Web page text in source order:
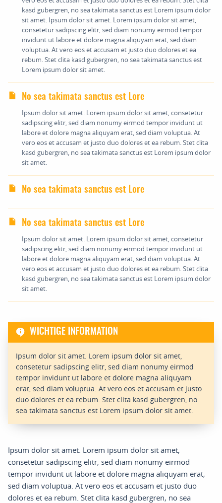
kasd gubergren, no sea takimata sanctus est Lorem ipsum dolor
sit amet. Ipsum dolor sit amet. Lorem ipsum dolor sit amet,
consetetur sadipscing elitr, sed diam nonumy eirmod tempor
invidunt ut labore et dolore magna aliquyam erat, sed diam
voluptua. At vero eos et accusam et justo duo dolores et ea
rebum. Stet clita kasd gubergren, no sea takimata sanctus est
Lorem ipsum dolor sit amet.
No sea takimata sanctus est Lore
Ipsum dolor sit amet. Lorem ipsum dolor sit amet, consetetur
sadipscing elitr, sed diam nonumy eirmod tempor invidunt ut
labore et dolore magna aliquyam erat, sed diam voluptua. At
vero eos et accusam et justo duo dolores et ea rebum. Stet clita
kasd gubergren, no sea takimata sanctus est Lorem ipsum dolor
sit amet.
No sea takimata sanctus est Lore
No sea takimata sanctus est Lore
Ipsum dolor sit amet. Lorem ipsum dolor sit amet, consetetur
sadipscing elitr, sed diam nonumy eirmod tempor invidunt ut
labore et dolore magna aliquyam erat, sed diam voluptua. At
vero eos et accusam et justo duo dolores et ea rebum. Stet clita
kasd gubergren, no sea takimata sanctus est Lorem ipsum dolor
sit amet.
WICHTIGE INFORMATION
Ipsum dolor sit amet. Lorem ipsum dolor sit amet,
consetetur sadipscing elitr, sed diam nonumy eirmod
tempor invidunt ut labore et dolore magna aliquyam
erat, sed diam voluptua. At vero eos et accusam et justo
duo dolores et ea rebum. Stet clita kasd gubergren, no
sea takimata sanctus est Lorem ipsum dolor sit amet.
Ipsum dolor sit amet. Lorem ipsum dolor sit amet,
consetetur sadipscing elitr, sed diam nonumy eirmod
tempor invidunt ut labore et dolore magna aliquyam erat,
sed diam voluptua. At vero eos et accusam et justo duo
dolores et ea rebum. Stet clita kasd gubergren, no sea